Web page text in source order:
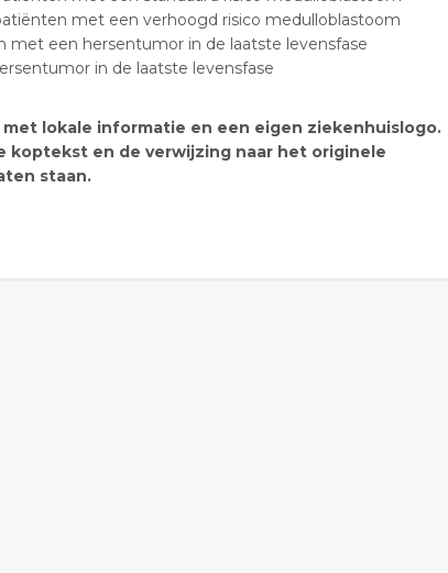
met een verhoogd risico medulloblastoom
een hersentumor in de laatste levensfase
in de laatste levensfase
lokale informatie en een eigen ziekenhuislogo.
koptekst en de verwijzing naar het originele
staan.